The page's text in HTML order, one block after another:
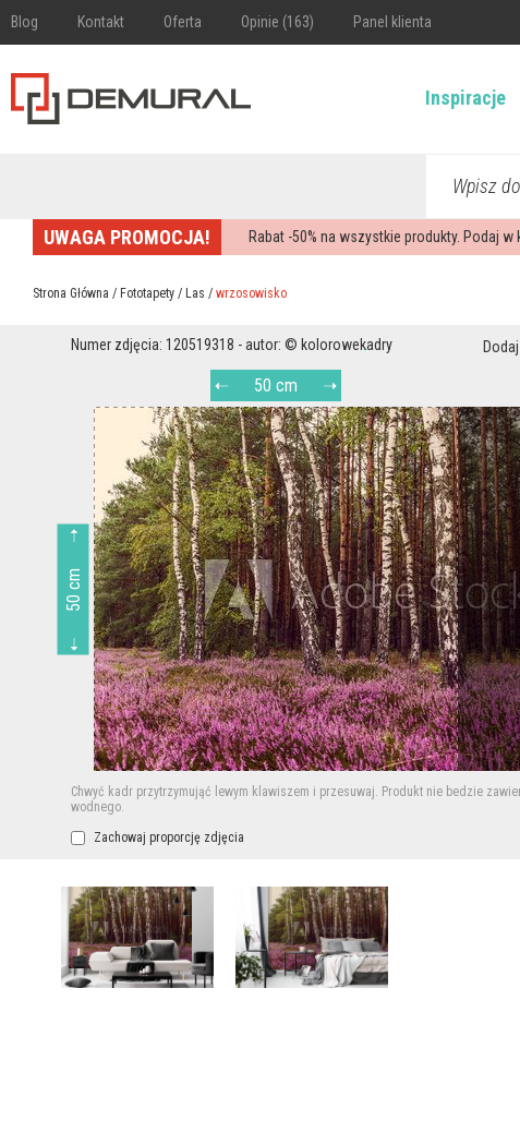
Blog Kontakt Oferta Opinie (163) Panel klienta
Inspiracje
Wpisz
UWAGA PROMOCJA! Rabat -50% na wszystkie produkty. Podaj w
Strona Główna / Fototapety / Las / wrzosowisko
Numer zdjęcia: 120519318 - autor: © kolorowekadry
50 cm
50 cm
Chwyć kadr przytrzymująć lewym klawiszem i przesuwaj. Produkt nie bedzie
wodnego.
Zachowaj proporcję zdjęcia